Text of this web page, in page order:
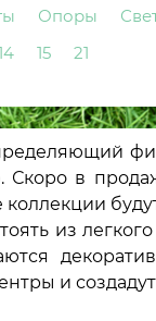
Опоры
15 21
Скоро в
из
и